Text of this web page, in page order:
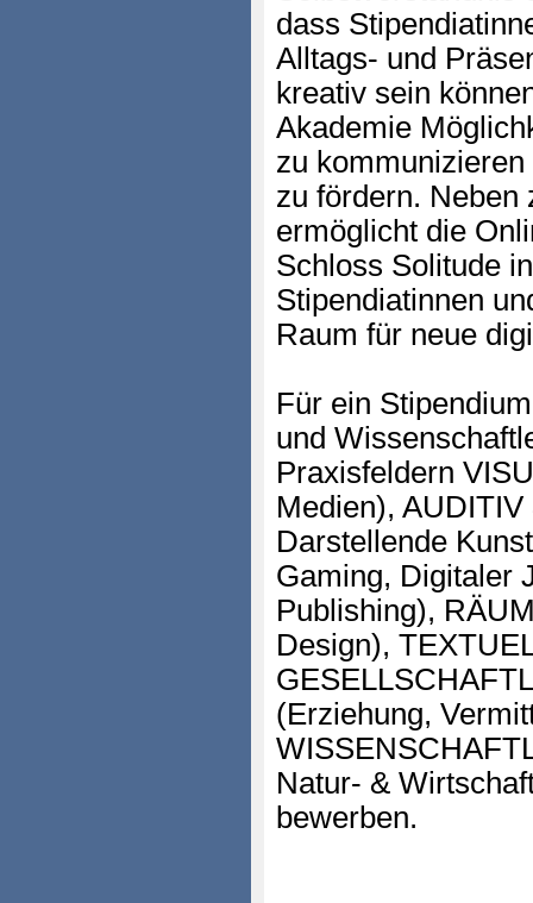
dass
Alltags- und
kreativ sein
Akademie
zu
zu fördern. Neben
ermöglicht die
Schloss Solitude
Stipendiatinnen
Raum für neue
Für ein
und
Praxisfeldern
Medien),
Darstellende
Gaming, Digitaler
Publishing),
Design),
(Erziehung,
Natur- &
bewerben.